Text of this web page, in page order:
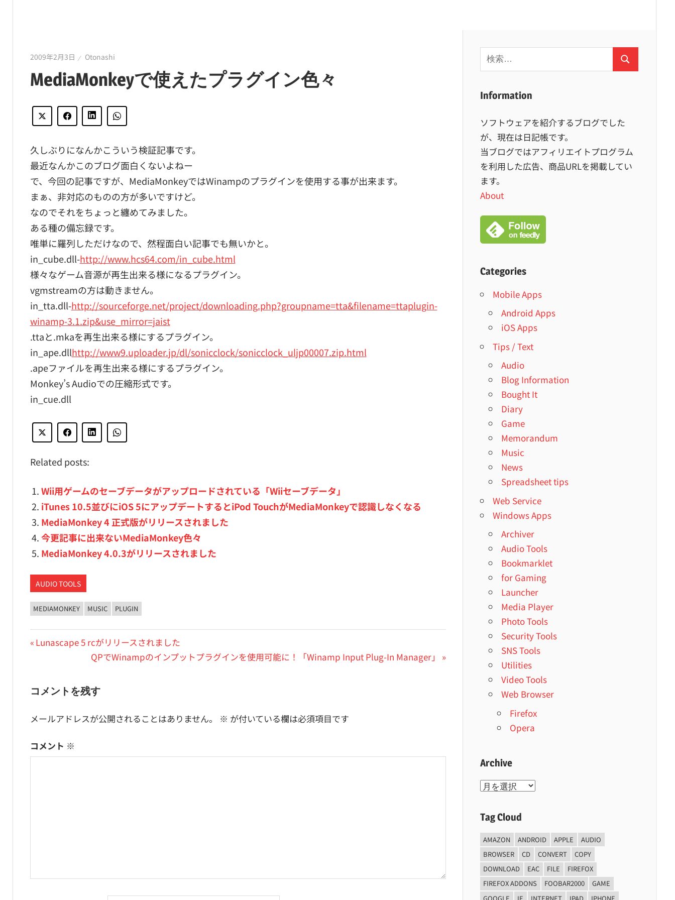
2009年2月3日 Otonashi
MediaMonkeyで使えたプラグイン色々
久しぶりになんかこういう検証記事です。
最近なんかこのブログ面白くないよねー
で、今回の記事ですが、MediaMonkeyではWinampのプラグインを使用する事が出来ます。
まぁ、非対応のものの方が多いですけど。
なのでそれをちょっと纏めてみました。
ある種の備忘録です。
唯単に羅列しただけなので、然程面白い記事でも無いかと。
in_cube.dll-http://www.hcs64.com/in_cube.html
様々なゲーム音源が再生出来る様になるプラグイン。
vgmstreamの方は動きません。
in_tta.dll-http://sourceforge.net/project/downloading.php?groupname=tta&filename=ttaplugin-
winamp-3.1.zip&use_mirror=jaist
.ttaと.mkaを再生出来る様にするプラグイン。
in_ape.dllhttp://www9.uploader.jp/dl/sonicclock/sonicclock_uljp00007.zip.html
.apeファイルを再生出来る様にするプラグイン。
Monkey’s Audioでの圧縮形式です。
in_cue.dll
Related posts:
Wii用ゲームのセーブデータがアップロードされている「Wiiセーブデータ」
iTunes 10.5並びにiOS 5にアップデートするとiPod TouchがMediaMonkeyで認識しなくなる
MediaMonkey 4 正式版がリリースされました
今更記事に出来ないMediaMonkey色々
MediaMonkey 4.0.3がリリースされました
AUDIO TOOLS
MEDIAMONKEY MUSIC PLUGIN
投
ナ
ゲ
ー
シ
前
稿:
Lunascape 5 rcがリリースされました
次
投
稿:
QPでWinampのインプットプラグインを使用可能に！「Winamp Input Plug-In Manager」
コメントを残す
メールアドレスが公開されることはありません。 ※ が付いている欄は必須項目です
コメント ※
検
索:
検
Information
ソフトウェアを紹介するブログでした
が、現在は日記帳です。
当ブログではアフィリエイトプログラム
を利用した広告、商品URLを掲載してい
ます。
About
Categories
Mobile Apps
Android Apps
iOS Apps
Tips / Text
Audio
Blog Information
Bought It
Diary
Game
Memorandum
Music
News
Spreadsheet tips
Web Service
Windows Apps
Archiver
Audio Tools
Bookmarklet
for Gaming
Launcher
Media Player
Photo Tools
Security Tools
SNS Tools
Utilities
Video Tools
Web Browser
Firefox
Opera
Archive
Archive
Tag Cloud
AMAZON ANDROID APPLE
AUDIO
BROWSER
CD CONVERT
COPY
DOWNLOAD
EAC FILE
FIREFOX
FIREFOX ADDONS
FOOBAR2000
GAME
GOOGLE
IE INTERNET IPAD IPHONE